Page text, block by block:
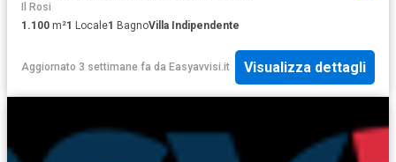
Il Rosi
1.100 m²1 Locale1 BagnoVilla Indipendente
Aggiornato 3 settimane fa da Easyavvisi.it Visualizza dettagli